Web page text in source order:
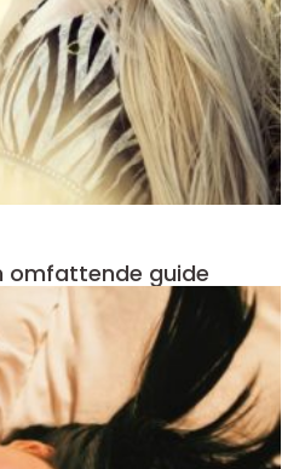
omfattende guide